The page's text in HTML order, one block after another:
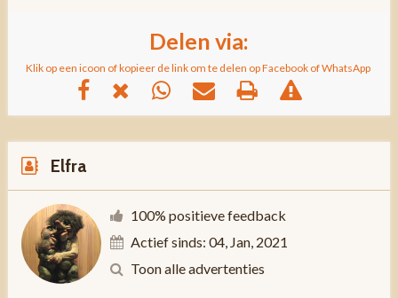
Delen via:
Klik op een icoon of kopieer de link om te delen op Facebook of WhatsApp
Elfra
100% positieve feedback
Actief sinds: 04, Jan, 2021
Toon alle advertenties